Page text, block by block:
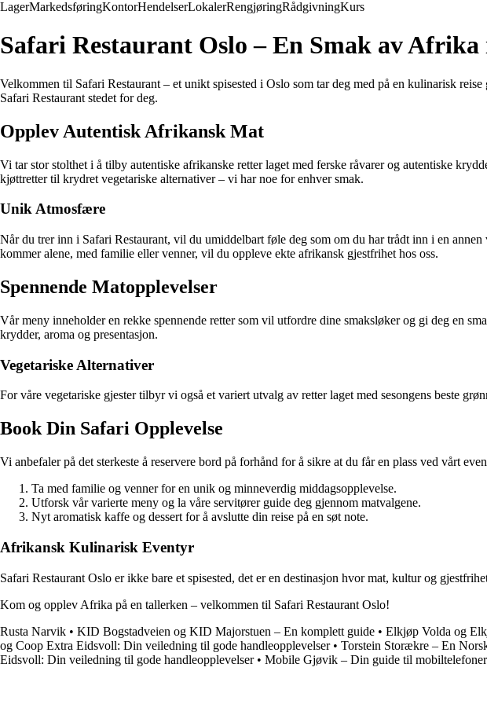
LagerMarkedsføringKontorHendelserLokalerRengjøringRådgivningKurs
Safari Restaurant Oslo – En Smak av
Velkommen til Safari Restaurant – et unikt spisested i Oslo som tar deg med på en kulinarisk
Safari Restaurant stedet for deg.
Opplev Autentisk Afrikansk Mat
Vi tar stor stolthet i å tilby autentiske afrikanske retter laget med ferske råvarer og autentiske
kjøttretter til krydret vegetariske alternativer – vi har noe for enhver smak.
Unik Atmosfære
Når du trer inn i Safari Restaurant, vil du umiddelbart føle deg som om du har trådt inn i en
kommer alene, med familie eller venner, vil du oppleve ekte afrikansk gjestfrihet hos oss.
Spennende Matopplevelser
Vår meny inneholder en rekke spennende retter som vil utfordre dine smaksløker og gi deg en
krydder, aroma og presentasjon.
Vegetariske Alternativer
For våre vegetariske gjester tilbyr vi også et variert utvalg av retter laget med sesongens beste
Book Din Safari Opplevelse
Vi anbefaler på det sterkeste å reservere bord på forhånd for å sikre at du får en plass ved vårt
Ta med familie og venner for en unik og minneverdig middagsopplevelse.
Utforsk vår varierte meny og la våre servitører guide deg gjennom matvalgene.
Nyt aromatisk kaffe og dessert for å avslutte din reise på en søt note.
Afrikansk Kulinarisk Eventyr
Safari Restaurant Oslo er ikke bare et spisested, det er en destinasjon hvor mat, kultur og
Kom og opplev Afrika på en tallerken – velkommen til Safari Restaurant Oslo!
Rusta Narvik • KID Bogstadveien og KID Majorstuen – En komplett guide • Elkjøp Volda og
og Coop Extra Eidsvoll: Din veiledning til gode handleopplevelser• Torstein Storækre – En
Eidsvoll: Din veiledning til gode handleopplevelser• Mobile Gjøvik – Din guide til